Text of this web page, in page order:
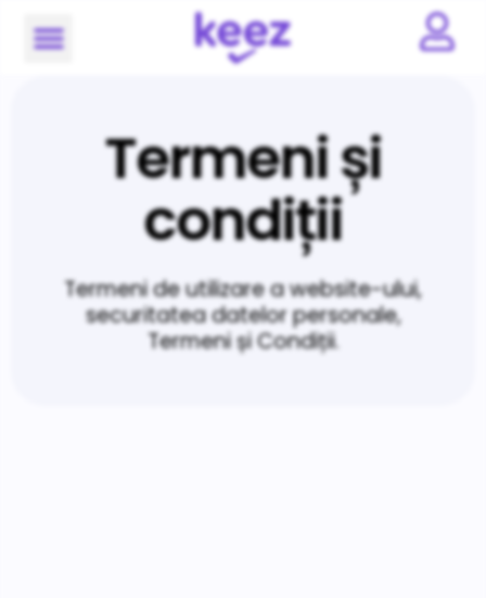
Termeni și
condiții
Termeni de utilizare a website-ului,
securitatea datelor personale,
Termeni și Condiții.